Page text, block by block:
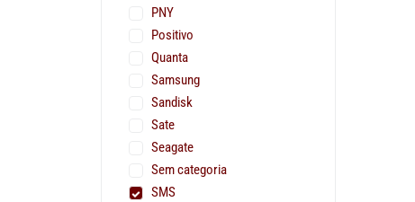
PNY
Positivo
Quanta
Samsung
Sandisk
Sate
Seagate
Sem categoria
SMS